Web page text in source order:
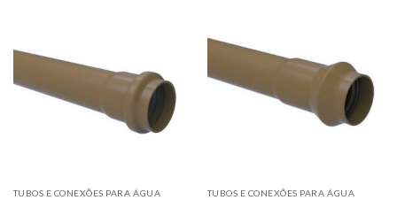
TUBOS E CONEXÕES PARA ÁGUA TUBOS E CONEXÕES PARA ÁGUA